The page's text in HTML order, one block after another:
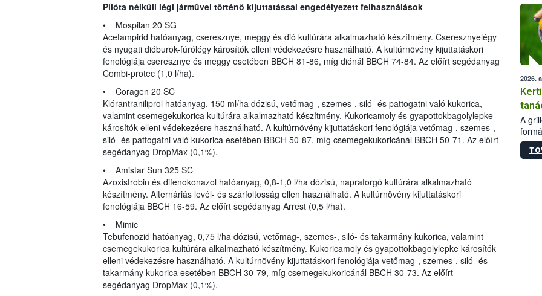
Pilóta nélküli légi járművel történő kijuttatással engedélyezett felhasználások
• Mospilan 20 SG
Acetampirid hatóanyag, cseresznye, meggy és dió kultúrára alkalmazható készítmény. Cseresznyelégy
és nyugati dióburok-fúrólégy károsítók elleni védekezésre használható. A kultúrnövény kijuttatáskori
fenológiája cseresznye és meggy esetében BBCH 81-86, míg diónál BBCH 74-84. Az előírt segédanyag
Combi-protec (1,0 l/ha).
• Coragen 20 SC
Klórantraniliprol hatóanyag, 150 ml/ha dózisú, vetőmag-, szemes-, siló- és pattogatni való kukorica,
valamint csemegekukorica kultúrára alkalmazható készítmény. Kukoricamoly és gyapottokbagolylepke
károsítók elleni védekezésre használható. A kultúrnövény kijuttatáskori fenológiája vetőmag-, szemes-,
siló- és pattogatni való kukorica esetében BBCH 50-87, míg csemegekukoricánál BBCH 50-71. Az előírt
segédanyag DropMax (0,1%).
• Amistar Sun 325 SC
Azoxistrobin és difenokonazol hatóanyag, 0,8-1,0 l/ha dózisú, napraforgó kultúrára alkalmazható
készítmény. Alternáriás levél- és szárfoltosság ellen használható. A kultúrnövény kijuttatáskori
fenológiája BBCH 16-59. Az előírt segédanyag Arrest (0,5 l/ha).
• Mimic
Tebufenozid hatóanyag, 0,75 l/ha dózisú, vetőmag-, szemes-, siló- és takarmány kukorica, valamint
csemegekukorica kultúrára alkalmazható készítmény. Kukoricamoly és gyapottokbagolylepke károsítók
elleni védekezésre használható. A kultúrnövény kijuttatáskori fenológiája vetőmag-, szemes-, siló- és
takarmány kukorica esetében BBCH 30-79, míg csemegekukoricánál BBCH 30-73. Az előírt
segédanyag DropMax (0,1%).
Az
2026.
A